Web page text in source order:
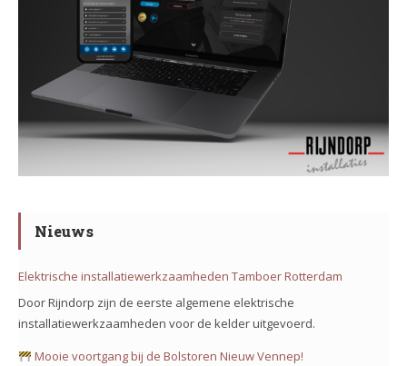
Nieuws
Elektrische installatiewerkzaamheden Tamboer Rotterdam
Door Rijndorp zijn de eerste algemene elektrische
installatiewerkzaamheden voor de kelder uitgevoerd.
Mooie voortgang bij de Bolstoren Nieuw Vennep!